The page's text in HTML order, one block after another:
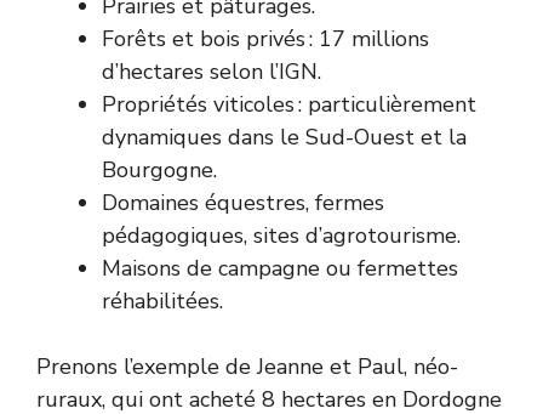
Prairies et pâturages.
Forêts et bois privés : 17 millions
d’hectares selon l’IGN.
Propriétés viticoles : particulièrement
dynamiques dans le Sud-Ouest et la
Bourgogne.
Domaines équestres, fermes
pédagogiques, sites d’agrotourisme.
Maisons de campagne ou fermettes
réhabilitées.
Prenons l’exemple de Jeanne et Paul, néo-
ruraux, qui ont acheté 8 hectares en Dordogne